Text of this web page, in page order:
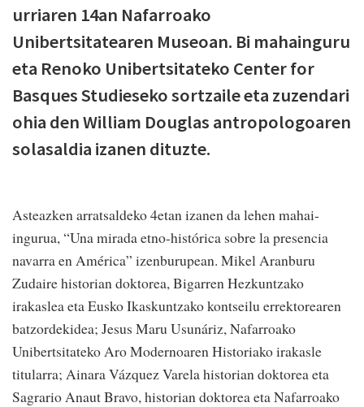
urriaren 14an Nafarroako
Unibertsitatearen Museoan. Bi mahainguru
eta Renoko Unibertsitateko Center for
Basques Studieseko sortzaile eta zuzendari
ohia den William Douglas antropologoaren
solasaldia izanen dituzte.
Asteazken arratsaldeko 4etan izanen da lehen mahai-
ingurua, “Una mirada etno-histórica sobre la presencia
navarra en América” izenburupean. Mikel Aranburu
Zudaire historian doktorea, Bigarren Hezkuntzako
irakaslea eta Eusko Ikaskuntzako kontseilu errektorearen
batzordekidea; Jesus Maru Usunáriz, Nafarroako
Unibertsitateko Aro Modernoaren Historiako irakasle
titularra; Ainara Vázquez Varela historian doktorea eta
Sagrario Anaut Bravo, historian doktorea eta Nafarroako